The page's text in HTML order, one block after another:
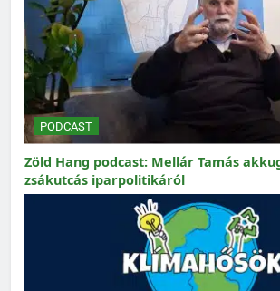
PODCAST
Zöld Hang podcast: Mellár Tamás
zsákutcás iparpolitikáról